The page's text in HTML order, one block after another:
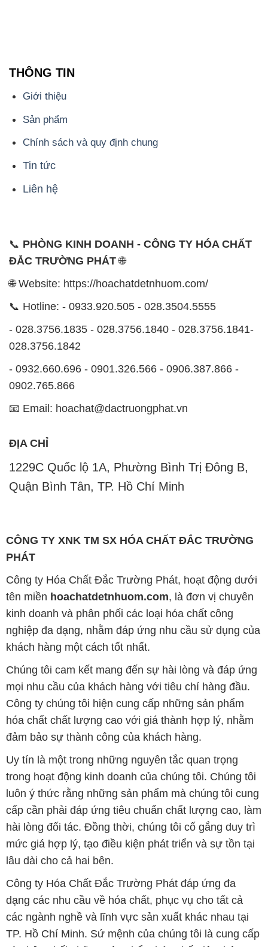
THÔNG TIN
Giới thiệu
Sản phẩm
Chính sách và quy định chung
Tin tức
Liên hệ
📞 PHÒNG KINH DOANH - CÔNG TY HÓA CHẤT
ĐẮC TRƯỜNG PHÁT🌐
🌐 Website: https://hoachatdetnhuom.com/
📞 Hotline: - 0933.920.505 - 028.3504.5555
- 028.3756.1835 - 028.3756.1840 - 028.3756.1841-
028.3756.1842
- 0932.660.696 - 0901.326.566 - 0906.387.866 -
0902.765.866
📧 Email: hoachat@dactruongphat.vn
ĐỊA CHỈ
1229C Quốc lộ 1A, Phường Bình Trị Đông B,
Quận Bình Tân, TP. Hồ Chí Minh
CÔNG TY XNK TM SX HÓA CHẤT ĐẮC TRƯỜNG
PHÁT
Công ty Hóa Chất Đắc Trường Phát, hoạt động dưới
tên miền hoachatdetnhuom.com, là đơn vị chuyên
kinh doanh và phân phối các loại hóa chất công
nghiệp đa dạng, nhằm đáp ứng nhu cầu sử dụng của
khách hàng một cách tốt nhất.
Chúng tôi cam kết mang đến sự hài lòng và đáp ứng
mọi nhu cầu của khách hàng với tiêu chí hàng đầu.
Công ty chúng tôi hiện cung cấp những sản phẩm
hóa chất chất lượng cao với giá thành hợp lý, nhằm
đảm bảo sự thành công của khách hàng.
Uy tín là một trong những nguyên tắc quan trọng
trong hoạt động kinh doanh của chúng tôi. Chúng tôi
luôn ý thức rằng những sản phẩm mà chúng tôi cung
cấp cần phải đáp ứng tiêu chuẩn chất lượng cao, làm
hài lòng đối tác. Đồng thời, chúng tôi cố gắng duy trì
mức giá hợp lý, tạo điều kiện phát triển và sự tồn tại
lâu dài cho cả hai bên.
Công ty Hóa Chất Đắc Trường Phát đáp ứng đa
dạng các nhu cầu về hóa chất, phục vụ cho tất cả
các ngành nghề và lĩnh vực sản xuất khác nhau tại
TP. Hồ Chí Minh. Sứ mệnh của chúng tôi là cung cấp